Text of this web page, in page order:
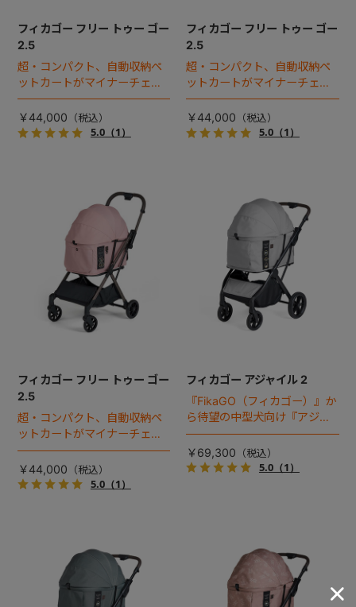
フィカゴー フリー トゥー ゴー
2.5
超・コンパクト、自動収納ペ
ットカートがマイナーチェン
ジ！
￥44,000
5.0（1）
フィカゴー フリー トゥー ゴー
2.5
超・コンパクト、自動収納ペ
ットカートがマイナーチェン
ジ！
￥44,000
5.0（1）
フィカゴー フリー トゥー ゴー
2.5
超・コンパクト、自動収納ペ
ットカートがマイナーチェン
ジ！
￥44,000
5.0（1）
フィカゴー アジャイル 2
『FikaGO（フィカゴー）』か
ら待望の中型犬向け『アジャ
イル２』 登場！耐荷重30kg
で、しかも1秒・自動収納機能
搭載！！
￥69,300
5.0（1）